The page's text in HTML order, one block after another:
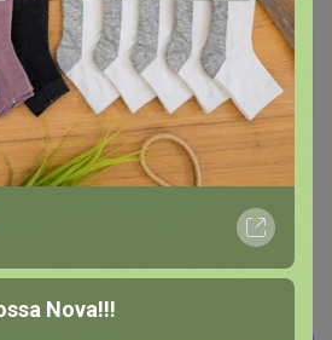
вообще исчез этот
Nova!!!